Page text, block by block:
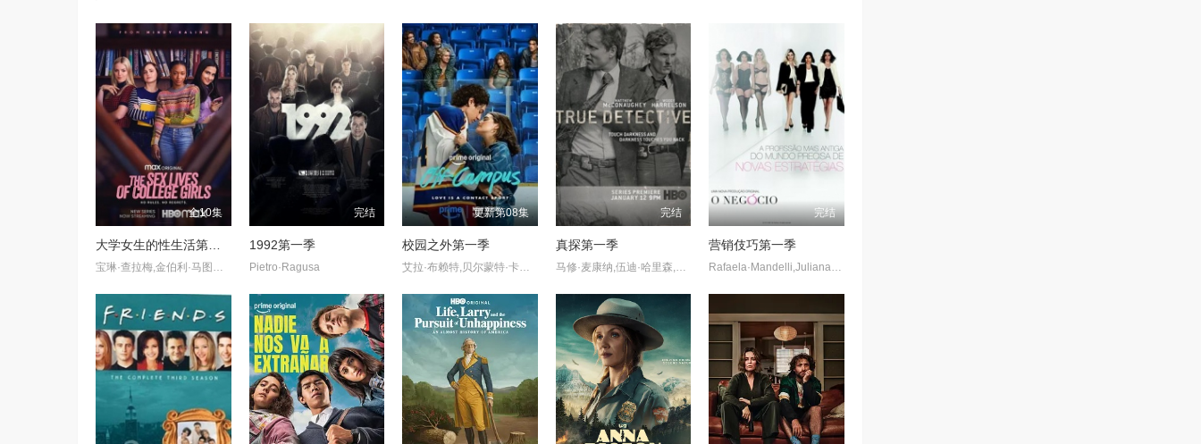
全10集
大学女生的性生活第一季
宝琳·查拉梅,金伯利·马图拉,米多莉·弗朗西斯,劳伦·斯宾瑟,史蒂芬·瓜里诺,卡维·拉德尼尔,马特·马洛伊,嘉文·莱特伍德,肯尼迪·利·斯洛克姆,马修·戈尔德,莱西·哈特塞尔,罗布·许贝尔,莱克斯·金,佩吉·陆,雪莉·谢波德,妮可·沙利文,吉利安·阿美娜特
完结
1992第一季
Pietro·Ragusa
更新第08集
校园之外第一季
艾拉·布赖特,贝尔蒙特·卡梅利,史蒂夫·豪威,杰伦·托马斯·
完结
真探第一季
马修·麦康纳,伍迪·哈里森,布鲁斯·埃利奥特,米歇尔·莫纳汉,托利·基特尔斯,迈克尔·波茨,埃里克·普莱斯,麦迪逊·沃尔夫,J·D·埃弗摩尔,丹娜·格瑞尔,乔·克里斯特,亚历珊德拉·达达里奥
完结
营销伎巧第一季
Rafaela·Mandelli,Juliana·Schalch,Michelle·Batista,João·Gabriel·Vasconcellos,Gabriel·Godoy,Guilherme·Weber